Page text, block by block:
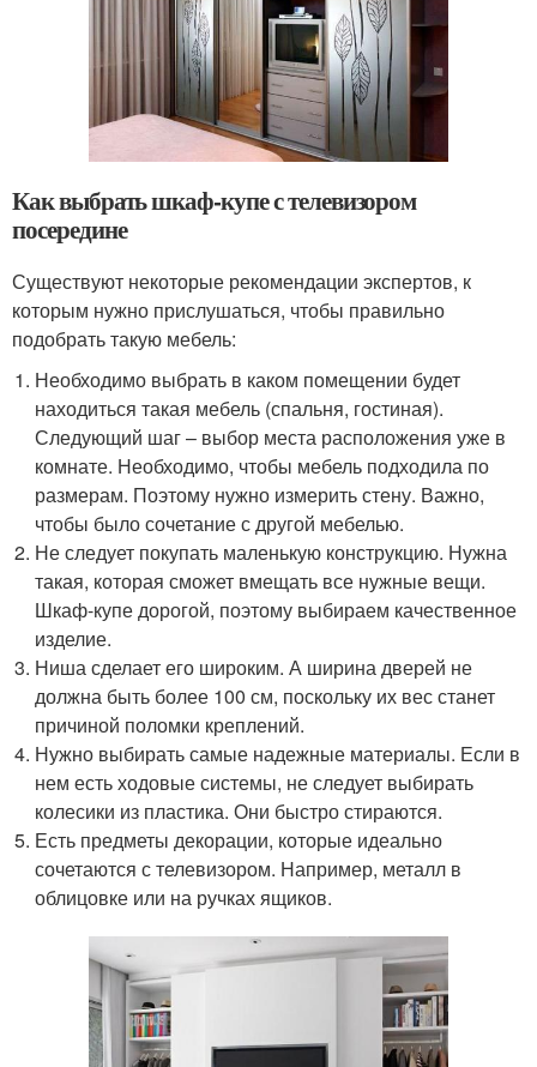
Как выбрать шкаф-купе с телевизором
посередине
Существуют некоторые рекомендации экспертов, к
которым нужно прислушаться, чтобы правильно
подобрать такую мебель:
Необходимо выбрать в каком помещении будет
находиться такая мебель (спальня, гостиная).
Следующий шаг – выбор места расположения уже в
комнате. Необходимо, чтобы мебель подходила по
размерам. Поэтому нужно измерить стену. Важно,
чтобы было сочетание с другой мебелью.
Не следует покупать маленькую конструкцию. Нужна
такая, которая сможет вмещать все нужные вещи.
Шкаф-купе дорогой, поэтому выбираем качественное
изделие.
Ниша сделает его широким. А ширина дверей не
должна быть более 100 см, поскольку их вес станет
причиной поломки креплений.
Нужно выбирать самые надежные материалы. Если в
нем есть ходовые системы, не следует выбирать
колесики из пластика. Они быстро стираются.
Есть предметы декорации, которые идеально
сочетаются с телевизором. Например, металл в
облицовке или на ручках ящиков.